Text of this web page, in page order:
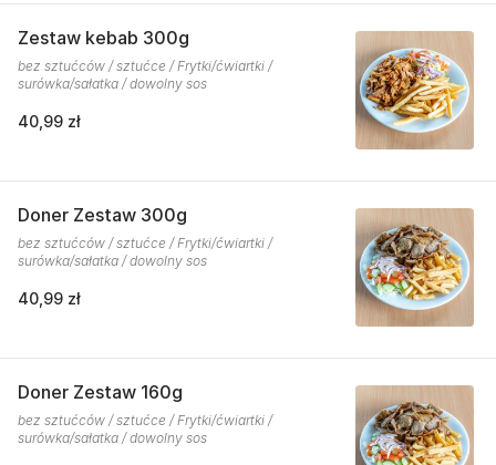
Zestaw kebab 300g
bez sztućców / sztućce / Frytki/ćwiartki /
surówka/sałatka / dowolny sos
40,99 zł
Doner Zestaw 300g
bez sztućców / sztućce / Frytki/ćwiartki /
surówka/sałatka / dowolny sos
40,99 zł
Doner Zestaw 160g
bez sztućców / sztućce / Frytki/ćwiartki /
surówka/sałatka / dowolny sos